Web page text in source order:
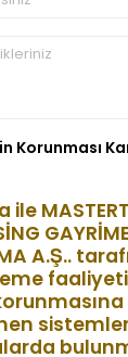
Korunması
ile
A.Ş..